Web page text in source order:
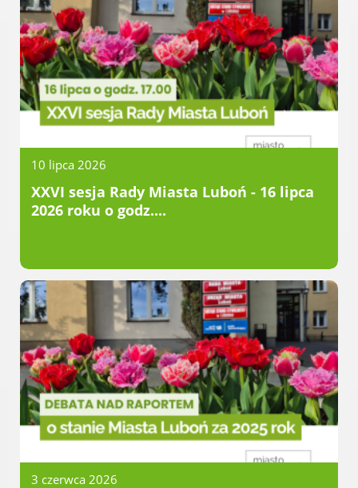
Gry miejskie
Kultura
Komenda Straży Miejskiej Miasta
Luboń
Komisariat Policji w Luboniu
LOSiR
Serwisy mapowe
Informator Miasta Luboń
Ogłoszenia o pracę
Plaża Miejska przy ul. Rzecznej w
RADA MIASTA LUBOŃ
Portal Mieszkańca. Aktualne informacje
Radni Rady Miasta Luboń
Sesja Rady Miasta
Harmonogram dyżurów radnych
Komisje Rady Miasta Luboń
Uchwały Rady Miasta Luboń
10 lipca 2026
XXVI sesja Rady Miasta Luboń - 16 lipca
2026 roku o godz....
3 czerwca 2026